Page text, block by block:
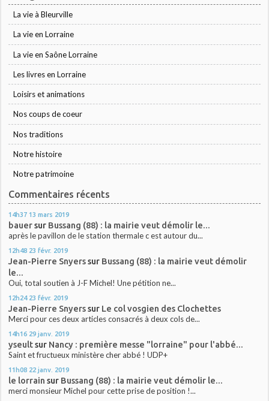
La vie à Bleurville
La vie en Lorraine
La vie en Saône Lorraine
Les livres en Lorraine
Loisirs et animations
Nos coups de coeur
Nos traditions
Notre histoire
Notre patrimoine
Commentaires récents
14h37 13 mars 2019
bauersur Bussang (88) : la mairie veut démolir le...
après le pavillon de le station thermale c est autour du...
12h48 23 févr. 2019
Jean-Pierre Snyerssur Bussang (88) : la mairie veut démolir
le...
Oui, total soutien à J-F Michel! Une pétition ne...
12h24 23 févr. 2019
Jean-Pierre Snyerssur Le col vosgien des Clochettes
Merci pour ces deux articles consacrés à deux cols de...
14h16 29 janv. 2019
yseultsur Nancy : première messe "lorraine" pour l'abbé...
Saint et fructueux ministère cher abbé ! UDP+
11h08 22 janv. 2019
le lorrain sur Bussang (88) : la mairie veut démolir le...
merci monsieur Michel pour cette prise de position !...